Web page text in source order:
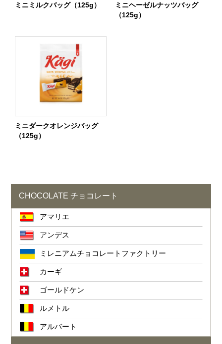
ミニミルクバッグ（125g）
ミニヘーゼルナッツバッグ
（125g）
ミニダークオレンジバッグ
（125g）
CHOCOLATE チョコレート
アマリエ
アンデス
ミレニアムチョコレートファクトリー
カーギ
ゴールドケン
ルメトル
アルバート